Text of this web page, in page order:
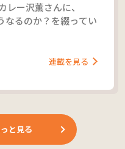
と見る
ー沢薫さんに、
なるのか？を綴ってい
連載を見る